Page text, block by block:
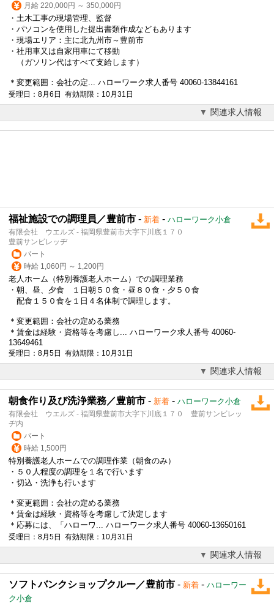
月給 220,000円 ～ 350,000円
・土木工事の現場管理、監督
・パソコンを使用した提出書類作成などもあります
・現場エリア：主に北九州市～豊前市
・社用車又は自家用車にて移動
（ガソリン代はすべて支給します）
＊変更範囲：会社の定... ハローワーク求人番号 40060-13844161
受理日：8月6日 有効期限：10月31日
関連求人情報
福祉施設での調理員／豊前市 - 新着 - ハローワーク小倉
有限会社 ウエルズ - 福岡県豊前市大字下川底１７０
豊前サンビレッヂ
パート
時給 1,060円 ～ 1,200円
老人ホーム（特別養護老人ホーム）での調理業務
・朝、昼、夕食 １日朝５０食・昼８０食・夕５０食
配食１５０食を１日４名体制で調理します。
＊変更範囲：会社の定める業務
＊賃金は経験・資格等を考慮し... ハローワーク求人番号 40060-
13649461
受理日：8月5日 有効期限：10月31日
関連求人情報
朝食作り及び洗浄業務／豊前市 - 新着 - ハローワーク小倉
有限会社 ウエルズ - 福岡県豊前市大字下川底１７０ 豊前サンビレッ
ヂ内
パート
時給 1,500円
特別養護老人ホームでの調理作業（朝食のみ）
・５０人程度の調理を１名で行います
・切込・洗浄も行います
＊変更範囲：会社の定める業務
＊賃金は経験・資格等を考慮して決定します
＊応募には、「ハローワ... ハローワーク求人番号 40060-13650161
受理日：8月5日 有効期限：10月31日
関連求人情報
ソフトバンクショップクルー／豊前市 - 新着 - ハローワー
ク小倉